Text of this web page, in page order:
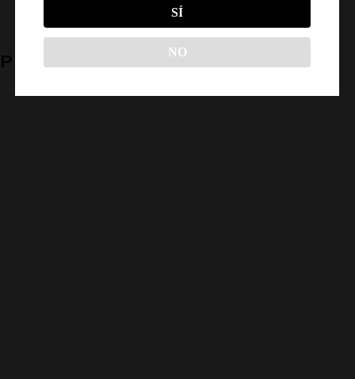
PRODUCTOS RELACIONADOS
SÍ
NO